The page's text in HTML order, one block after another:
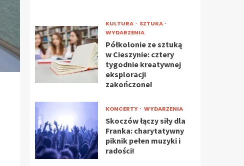
KULTURA
SZTUKA
WYDARZENIA
Półkolonie ze sztuką
w Cieszynie: cztery
tygodnie kreatywnej
eksploracji
zakończone!
KONCERTY WYDARZENIA
Skoczów łączy siły dla
Franka: charytatywny
piknik pełen muzyki i
radości!